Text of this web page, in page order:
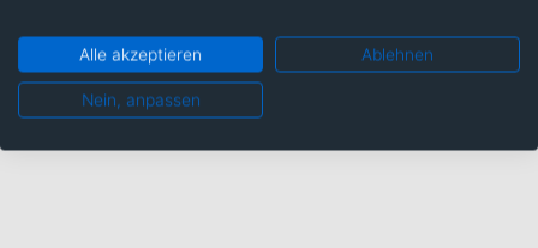
MUZINICH GLOBAL CREDIT MAR
1,00%
MAHLE 25/31
LHMC FINCO 2 25/30 REGS
Alle akzeptieren Ablehnen
Nein, anpassen